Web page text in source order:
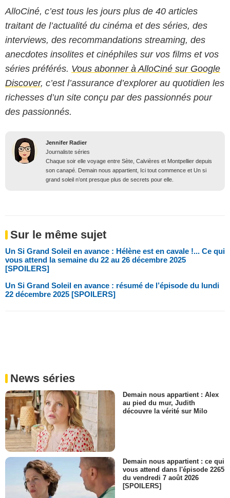
AlloCiné, c’est tous les jours plus de 40 articles
traitant de l’actualité du cinéma et des séries, des
interviews, des recommandations streaming, des
anecdotes insolites et cinéphiles sur vos films et vos
séries préférés. Vous abonner à AlloCiné sur Google
Discover, c’est l’assurance d’explorer au quotidien les
richesses d’un site conçu par des passionnés pour
des passionnés.
Jennifer Radier
Journaliste séries
Chaque soir elle voyage entre Sète, Calvières et Montpellier depuis
son canapé. Demain nous appartient, Ici tout commence et Un si
grand soleil n’ont presque plus de secrets pour elle.
Sur le même sujet
Un Si Grand Soleil en avance : Hélène est en cavale !... Ce qui
vous attend la semaine du 22 au 26 décembre 2025
[SPOILERS]
Un Si Grand Soleil en avance : résumé de l’épisode du lundi
22 décembre 2025 [SPOILERS]
News séries
Demain nous appartient : Alex
au pied du mur, Judith
découvre la vérité sur Milo
Demain nous appartient : ce qui
vous attend dans l'épisode 2265
du vendredi 7 août 2026
[SPOILERS]